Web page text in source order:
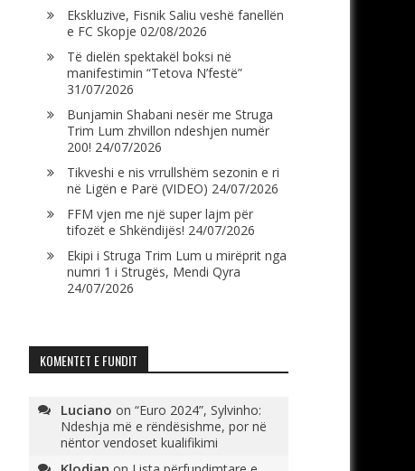
Ekskluzive, Fisnik Saliu veshë fanellën
e FC Skopje 02/08/2026
Të dielën spektakël boksi në
manifestimin “Tetova N’festë”
31/07/2026
Bunjamin Shabani nesër me Struga
Trim Lum zhvillon ndeshjen numër
200! 24/07/2026
Tikveshi e nis vrrullshëm sezonin e ri
në Ligën e Parë (VIDEO) 24/07/2026
FFM vjen me një super lajm për
tifozët e Shkëndijës! 24/07/2026
Ekipi i Struga Trim Lum u mirëprit nga
numri 1 i Strugës, Mendi Qyra
24/07/2026
KOMENTET E FUNDIT
Luciano on “Euro 2024”, Sylvinho:
Ndeshja më e rëndësishme, por në
nëntor vendoset kualifikimi